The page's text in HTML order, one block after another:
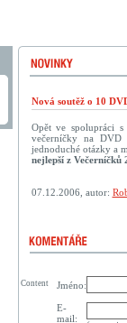
Nová soutěž o 10
Opět ve spolupráci
večerníčky na DVD
jednoduché otázky a
nejlepší z Večerníčků
07.12.2006, autor:
Jméno:
E-
mail:
Content